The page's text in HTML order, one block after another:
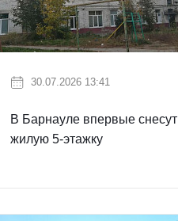
30.07.2026 13:41
В Барнауле впервые снесут
жилую 5-этажку